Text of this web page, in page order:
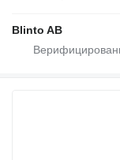
Blinto AB